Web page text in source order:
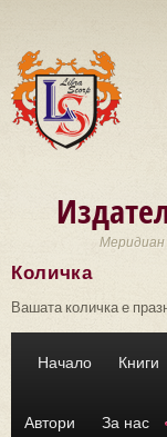
Меридиан
Количка
Вашата количка е
Начало Книги
Автори За нас